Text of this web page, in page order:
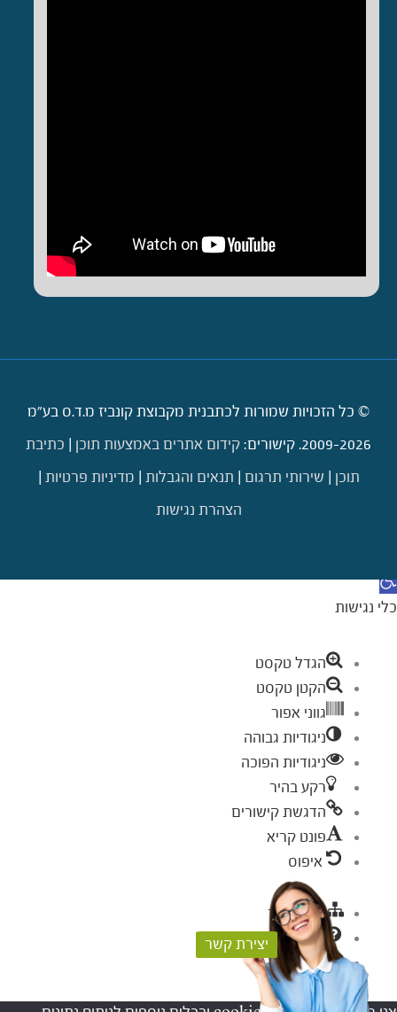
© כל הזכויות שמורות לכתבנית מקבוצת קונביז מ.ד.ס בע"מ
2009-2026. קישורים:
קידום אתרים באמצעות תוכן
כתיבת
תוכן
שירותי תרגום תנאים והגבלות מדיניות פרטיות
הצהרת נגישות
יצירת קשר
פתח סרגל נגישות
כלי נגישות
הגדל טקסט
הקטן טקסט
גווני אפור
ניגודיות גבוהה
ניגודיות הפוכה
רקע בהיר
הדגשת קישורים
פונט קריא
איפוס
מפת אתר
עזרה
פידבק